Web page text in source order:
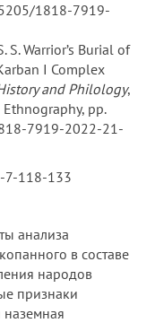
1818-7919-
S. Warrior’s Burial of
I Complex
and Philology,
pp.
7919-2022-21-
7-118-133
анализа
в составе
народов
признаки